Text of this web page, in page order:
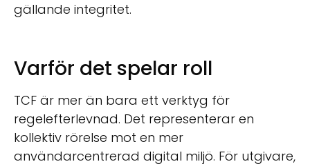
gällande integritet.
Varför det spelar roll
TCF är mer än bara ett verktyg för
regelefterlevnad. Det representerar en
kollektiv rörelse mot en mer
användarcentrerad digital miljö. För utgivare,